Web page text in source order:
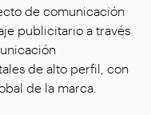
de comunicación
publicitario a través
de alto perfil, con
de la marca.